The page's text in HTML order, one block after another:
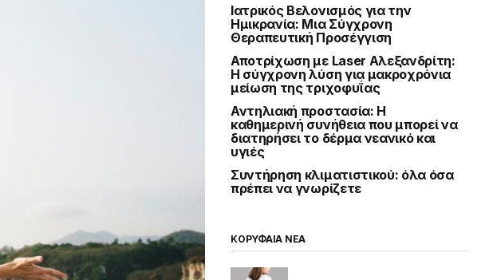
Ιατρικός Βελονισμός για την
Ημικρανία: Μια Σύγχρονη
Θεραπευτική Προσέγγιση
Αποτρίχωση με Laser Αλεξανδρίτη:
Η σύγχρονη λύση για μακροχρόνια
μείωση της τριχοφυΐας
Αντηλιακή προστασία: Η
καθημερινή συνήθεια που μπορεί να
διατηρήσει το δέρμα νεανικό και
υγιές
Συντήρηση κλιματιστικού: όλα όσα
πρέπει να γνωρίζετε
ΚΟΡΥΦΑΙΑ ΝΕΑ